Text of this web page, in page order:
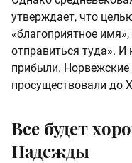
утверждает, что
«благоприятное
отправиться туда». И
прибыли. Норвежские
просуществовали до
Все будет
Надежды